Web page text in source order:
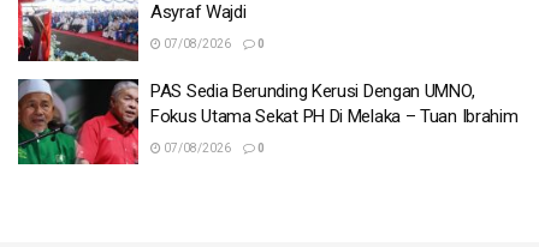
Asyraf Wajdi
07/08/2026 0
PAS Sedia Berunding Kerusi Dengan UMNO,
Fokus Utama Sekat PH Di Melaka – Tuan Ibrahim
07/08/2026 0